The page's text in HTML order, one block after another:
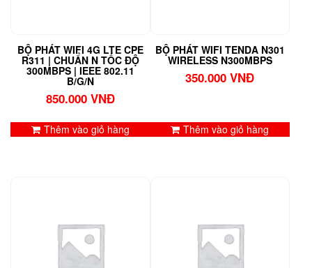
BỘ PHÁT WIFI 4G LTE CPE
R311 | CHUẨN N TỐC ĐỘ
300MBPS | IEEE 802.11
B/G/N
850.000 VNĐ
Thêm vào giỏ hàng
BỘ PHÁT WIFI TENDA N301
WIRELESS N300MBPS
350.000VNĐ
Thêm vào giỏ hàng